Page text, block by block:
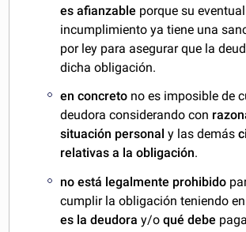
es afianzable porque su eventual
incumplimiento ya tiene una
por ley para asegurar que la
dicha obligación.
en concreto no es imposible de
deudora considerando con
situación personal y las demás
relativas a la obligación.
no está legalmente prohibido
cumplir la obligación teniendo
es la deudora y/oqué debe